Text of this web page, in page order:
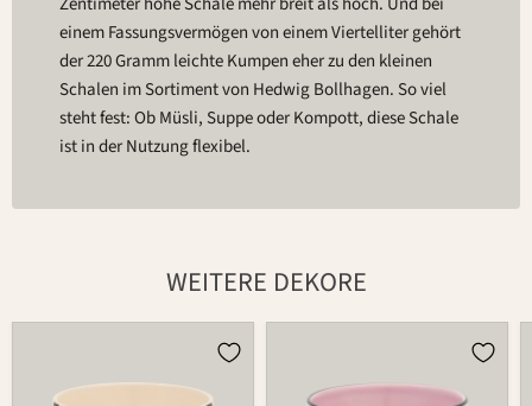
einem Fassungsvermögen von einem Viertelliter gehört
der 220 Gramm leichte Kumpen eher zu den kleinen
Schalen im Sortiment von Hedwig Bollhagen. So viel
steht fest: Ob Müsli, Suppe oder Kompott, diese Schale
ist in der Nutzung flexibel.
WEITERE DEKORE